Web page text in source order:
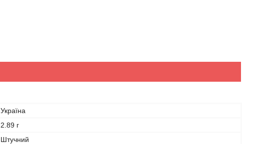
Україна
2.89 г
Штучний